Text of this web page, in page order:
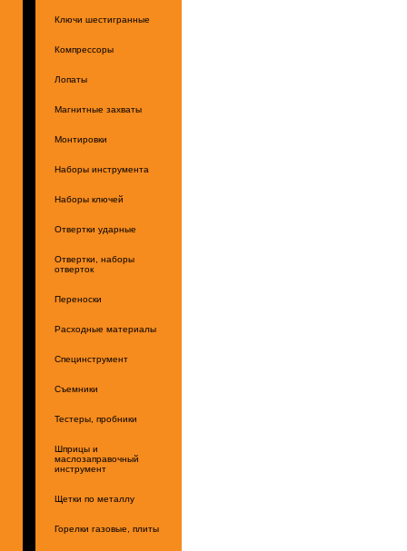
Ключи шестигранные
Компрессоры
Лопаты
Магнитные захваты
Монтировки
Наборы инструмента
Наборы ключей
Отвертки ударные
Отвертки, наборы
отверток
Переноски
Расходные материалы
Специнструмент
Съемники
Тестеры, пробники
Шприцы и
маслозаправочный
инструмент
Щетки по металлу
Горелки газовые, плиты